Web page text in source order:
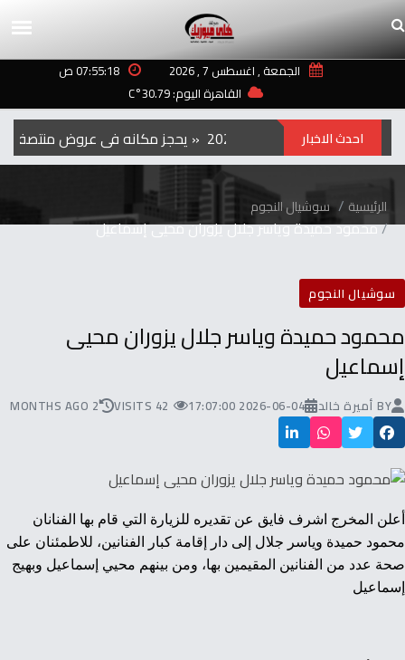
الجمعة , اغسطس 7 , 2026
07:55:18 ص
القاهرة اليوم: 30.79°C
الفيلم‭ ‬الكوري‭ ‬‮»‬Hope‮«‬‭ ‬يحجز‭ ‬مكانه‭ ‬في‭ ‬عروض‭ ‬منتصف‭ ‬الليل‭ ‬بمهرجان‭ ‬تورنتو ‭ ‬2026 احدث الاخبار
الرئيسية سوشيال النجوم
محمود حميدة وياسر جلال يزوران محيى إسماعيل
سوشيال النجوم
محمود حميدة وياسر جلال يزوران محيى
إسماعيل
BY أميرة خالد 2026-06-04 17:07:00
42 VISITS
2 MONTHS AGO
أعلن المخرج اشرف فايق عن تقديره للزيارة التي قام بها الفنانان
محمود حميدة وياسر جلال إلى دار إقامة كبار الفنانين، للاطمئنان على
صحة عدد من الفنانين المقيمين بها، ومن بينهم محيي إسماعيل وبهيج
إسماعيل